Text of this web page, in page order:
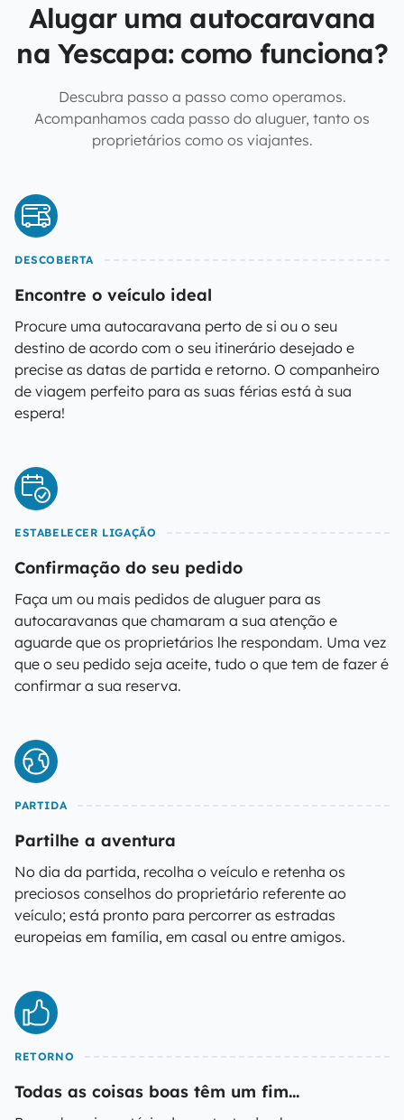
Alugar uma autocaravana
na Yescapa: como funciona?
Descubra passo a passo como operamos.
Acompanhamos cada passo do aluguer, tanto os
proprietários como os viajantes.
DESCOBERTA
Encontre o veículo ideal
Procure uma autocaravana perto de si ou o seu
destino de acordo com o seu itinerário desejado e
precise as datas de partida e retorno. O companheiro
de viagem perfeito para as suas férias está à sua
espera!
ESTABELECER LIGAÇÃO
Confirmação do seu pedido
Faça um ou mais pedidos de aluguer para as
autocaravanas que chamaram a sua atenção e
aguarde que os proprietários lhe respondam. Uma vez
que o seu pedido seja aceite, tudo o que tem de fazer é
confirmar a sua reserva.
PARTIDA
Partilhe a aventura
No dia da partida, recolha o veículo e retenha os
preciosos conselhos do proprietário referente ao
veículo; está pronto para percorrer as estradas
europeias em família, em casal ou entre amigos.
RETORNO
Todas as coisas boas têm um fim...